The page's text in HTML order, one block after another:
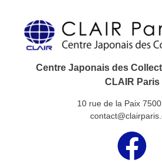
Centre Japonais des
CLAIR Paris
10 rue de la Paix